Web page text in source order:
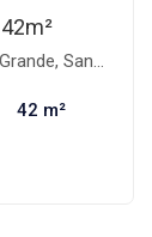
Santos-SP
42 m²